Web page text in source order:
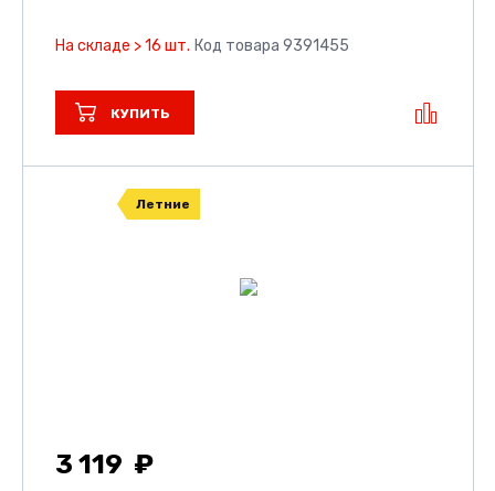
На складе > 16 шт. Код товара 9391455
КУПИТЬ
Летние
3 119